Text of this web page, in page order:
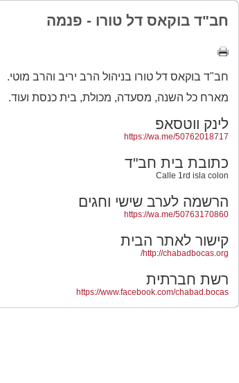
חב"ד בוקאס דל טורו - פנמה
חב"ד בוקאס דל טורו בניהול הרב יריב והרב מוטי.
מארח כל השנה, מסעדה, מכולת, בית כנסת ועוד.
לינק ווטסאפ
https://wa.me/50762018717
כתובת בית חב"ד
Calle 1rd isla colon
הרשמה לערב שישי וחגים
https://wa.me/50763170860
קישור לאתר הבית
http://chabadbocas.org/
רשת חברתית
https://www.facebook.com/chabad.bocas